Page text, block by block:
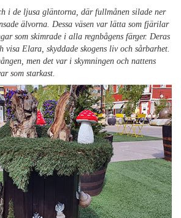
i de ljusa gläntorna, där fullmånen silade ner
älvorna. Dessa väsen var lätta som fjärilar
som skimrade i alla regnbågens färger. Deras
visa Elara, skyddade skogens liv och sårbarhet.
men det var i skymningen och nattens
som starkast.